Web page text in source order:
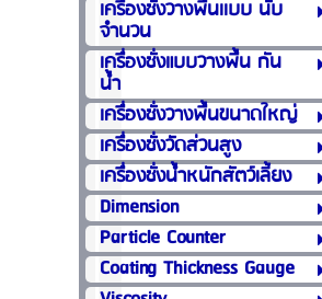
เครื่องชั่งวางพื้นเเบบ นับ
จำนวน
เครื่องชั่งแบบวางพื้น กัน
น้ำ
เครื่องชั่งวางพื้นขนาดใหญ่
เครื่องชั่งวัดส่วนสูง
เครื่องชั่งน้ำหนักสัตว์เลี้ยง
Dimension
Particle Counter
Coating Thickness Gauge